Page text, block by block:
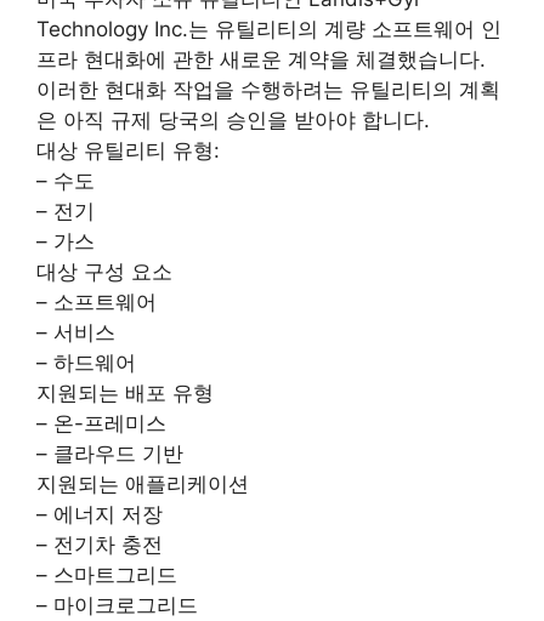
Technology Inc.는 유틸리티의 계량 소프트웨어 인
프라 현대화에 관한 새로운 계약을 체결했습니다.
이러한 현대화 작업을 수행하려는 유틸리티의 계획
은 아직 규제 당국의 승인을 받아야 합니다.
대상 유틸리티 유형:
– 수도
– 전기
– 가스
대상 구성 요소
– 소프트웨어
– 서비스
– 하드웨어
지원되는 배포 유형
– 온-프레미스
– 클라우드 기반
지원되는 애플리케이션
– 에너지 저장
– 전기차 충전
– 스마트그리드
– 마이크로그리드